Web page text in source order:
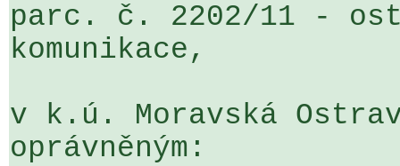
parc. č. 2202/11 -
komunikace,
v k.ú. Moravská
oprávněným: